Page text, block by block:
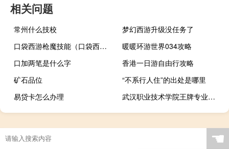
相关问题
常州什么技校
梦幻西游升级没任务了
口袋西游枪魔技能（口袋西游枪侠加点）
暖暖环游世界034攻略
口加两笔是什么字
香港一日游自由行攻略
矿石品位
“不系行人住”的出处是哪里
易贷卡怎么办理
武汉职业技术学院王牌专业有哪些
☚